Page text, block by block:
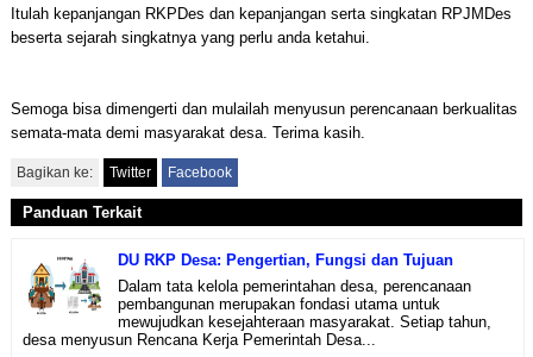
Itulah kepanjangan RKPDes dan kepanjangan serta singkatan RPJMDes
beserta sejarah singkatnya yang perlu anda ketahui.
Semoga bisa dimengerti dan mulailah menyusun perencanaan berkualitas
semata-mata demi masyarakat desa. Terima kasih.
Bagikan ke: Twitter Facebook
Panduan Terkait
DU RKP Desa: Pengertian, Fungsi dan Tujuan
Dalam tata kelola pemerintahan desa, perencanaan
pembangunan merupakan fondasi utama untuk
mewujudkan kesejahteraan masyarakat. Setiap tahun,
desa menyusun Rencana Kerja Pemerintah Desa...